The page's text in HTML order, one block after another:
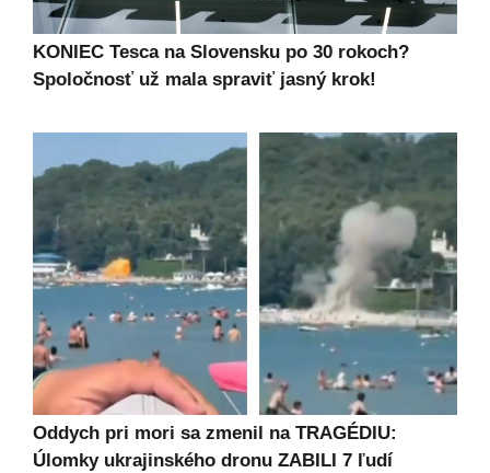
KONIEC Tesca na Slovensku po 30 rokoch?
Spoločnosť už mala spraviť jasný krok!
Oddych pri mori sa zmenil na TRAGÉDIU:
Úlomky ukrajinského dronu ZABILI 7 ľudí